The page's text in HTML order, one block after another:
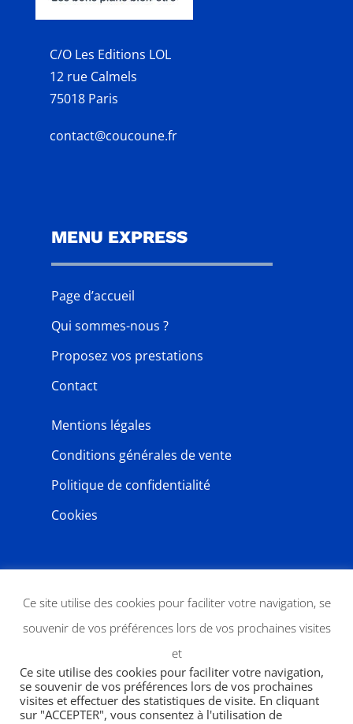
C/O Les Editions LOL
12 rue Calmels
75018 Paris
contact@coucoune.fr
MENU EXPRESS
Page d’accueil
Qui sommes-nous ?
Proposez vos prestations
Contact
Mentions légales
Conditions générales de vente
Politique de confidentialité
Cookies
Ce site utilise des cookies pour faciliter votre navigation, se
souvenir de vos préférences lors de vos prochaines visites
et
Ce site utilise des cookies pour faciliter votre navigation,
se souvenir de vos préférences lors de vos prochaines
visites et effectuer des statistiques de visite. En cliquant
sur "ACCEPTER", vous consentez à l'utilisation de